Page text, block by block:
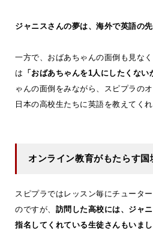
ジャニスさんの夢は、海外で英語の先
一方で、おばあちゃんの面倒も見な
は 「おばあちゃんを1人にしたくない
ゃんの面倒をみながら、スピプラの
日本の高校生たちに英語を教えてくれ
オンライン教育がもたらす
スピプラではレッスン毎にチュータ
のですが、 訪問した高校には、ジャ
指名してくれている生徒さんもいまし